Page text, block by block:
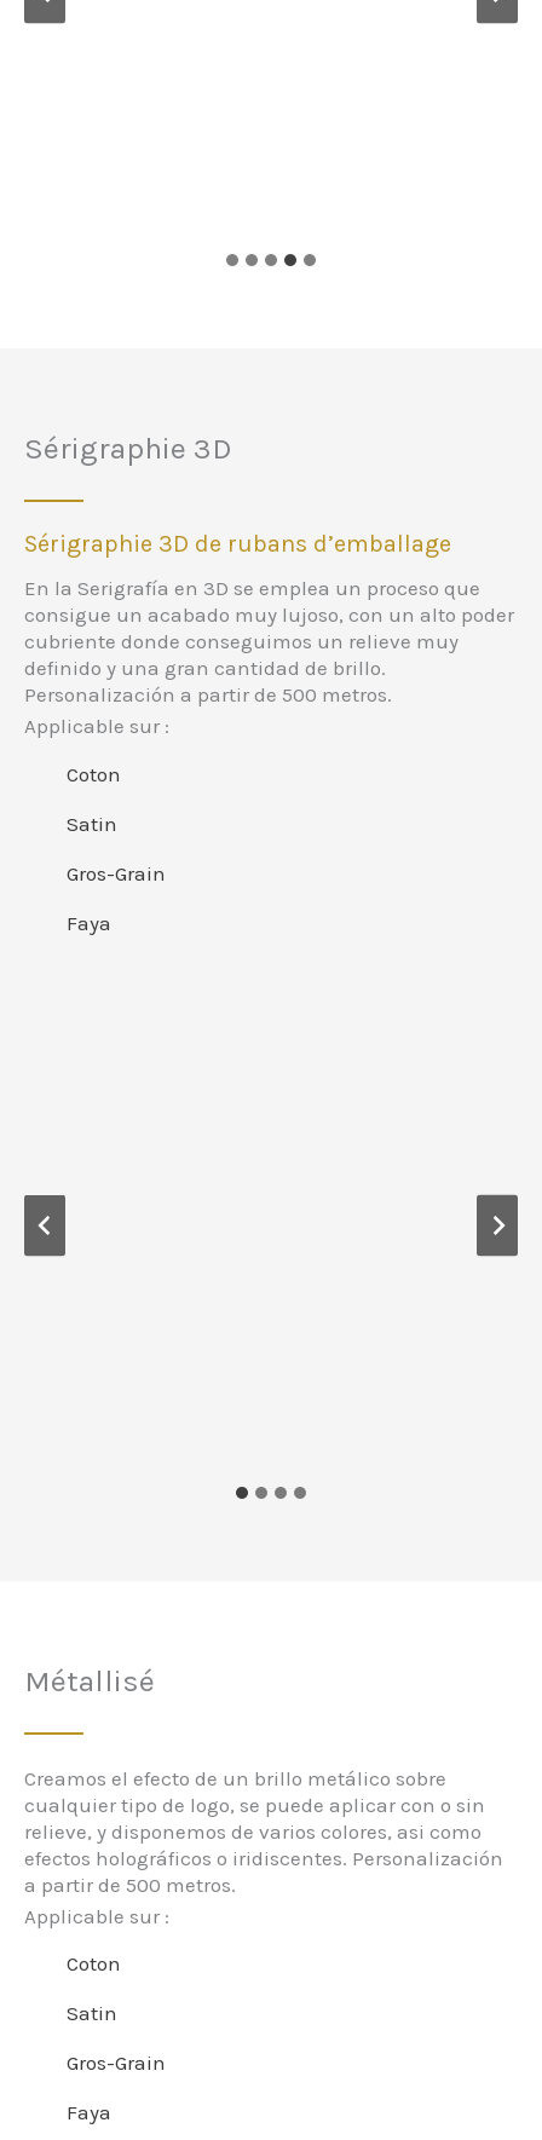
Sérigraphie 3D
Sérigraphie 3D de rubans d’emballage
En la Serigrafía en 3D se emplea un proceso que
consigue un acabado muy lujoso, con un alto poder
cubriente donde conseguimos un relieve muy
definido y una gran cantidad de brillo.
Personalización a partir de 500 metros.
Applicable sur :
Coton
Satin
Gros-Grain
Faya
Métallisé
Creamos el efecto de un brillo metálico sobre
cualquier tipo de logo, se puede aplicar con o sin
relieve, y disponemos de varios colores, asi como
efectos holográficos o iridiscentes. Personalización
a partir de 500 metros.
Applicable sur :
Coton
Satin
Gros-Grain
Faya